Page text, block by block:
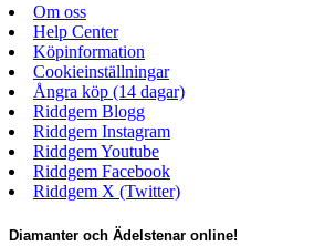
Om oss
Help Center
Köpinformation
Cookieinställningar
Ångra köp (14 dagar)
Riddgem Blogg
Riddgem Instagram
Riddgem Youtube
Riddgem Facebook
Riddgem X (Twitter)
Diamanter och Ädelstenar online!